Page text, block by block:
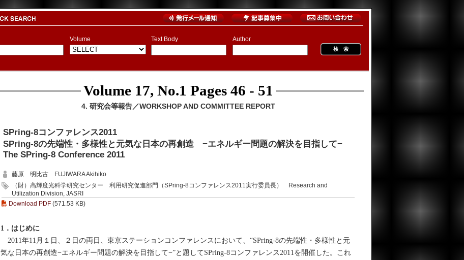
Volume Text Body Author
Volume 17, No.1 Pages 46 - 51
4. 研究会等報告／WORKSHOP AND COMMITTEE REPORT
SPring-8コンファレンス2011
SPring-8の先端性・多様性と元気な日本の再創造 −エネルギー問題の解決を目指して−
The SPring-8 Conference 2011
藤原 明比古 FUJIWARA Akihiko
（財）高輝度光科学研究センター 利用研究促進部門（SPring-8コンファレンス2011実行委員長） Research and
Utilization Division, JASRI
Download PDF (571.53 KB)
1．はじめに
2011年11月１日、２日の両日、東京ステーションコンファレンスにおいて、“SPring-8の先端性・多様性と元
気な日本の再創造−エネルギー問題の解決を目指して−”と題してSPring-8コンファレンス2011を開催した。これ